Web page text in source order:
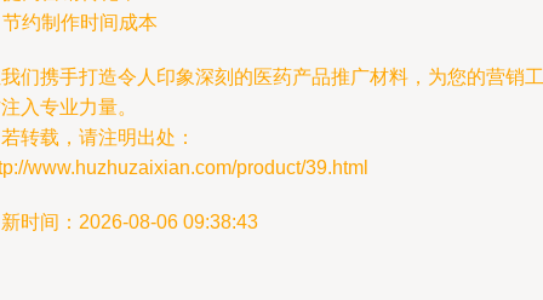
约制作时间成本
们携手打造令人印象深刻的医药产品推广材料，为您的营销工
入专业力量。
转载，请注明出处：
www.huzhuzaixian.com/product/39.html
时间：2026-08-06 09:38:43